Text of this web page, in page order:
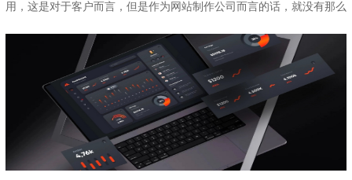
用，这是对于客户而言，但是作为网站制作公司而言的话，就没有那么